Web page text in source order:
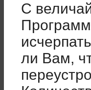
С
ли Вам,